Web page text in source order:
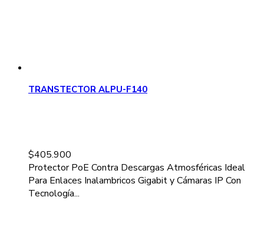
TRANSTECTOR ALPU-F140
$405.900
Protector PoE Contra Descargas Atmosféricas Ideal
Para Enlaces Inalambricos Gigabit y Cámaras IP Con
Tecnología...